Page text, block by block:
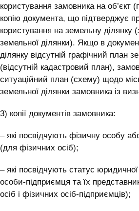
користування замовника на об’єкт
копію документа, що підтверджує
користування на земельну ділянку
земельної ділянки). Якщо в
ділянку відсутній графічний план
(відсутній кадастровий план),
ситуаційний план (схему) щодо
земельної ділянки замовника із
3) копії документів замовника:
– які посвідчують фізичну особу
(для фізичних осіб);
– які посвідчують статус
особи-підприємця та їх
осіб і фізичних осіб-підприємців);